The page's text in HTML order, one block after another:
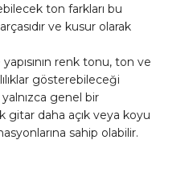
ton farkları bu
ve kusur olarak
renk tonu, ton ve
gösterebileceği
genel bir
gitar daha açık veya koyu
sahip olabilir.